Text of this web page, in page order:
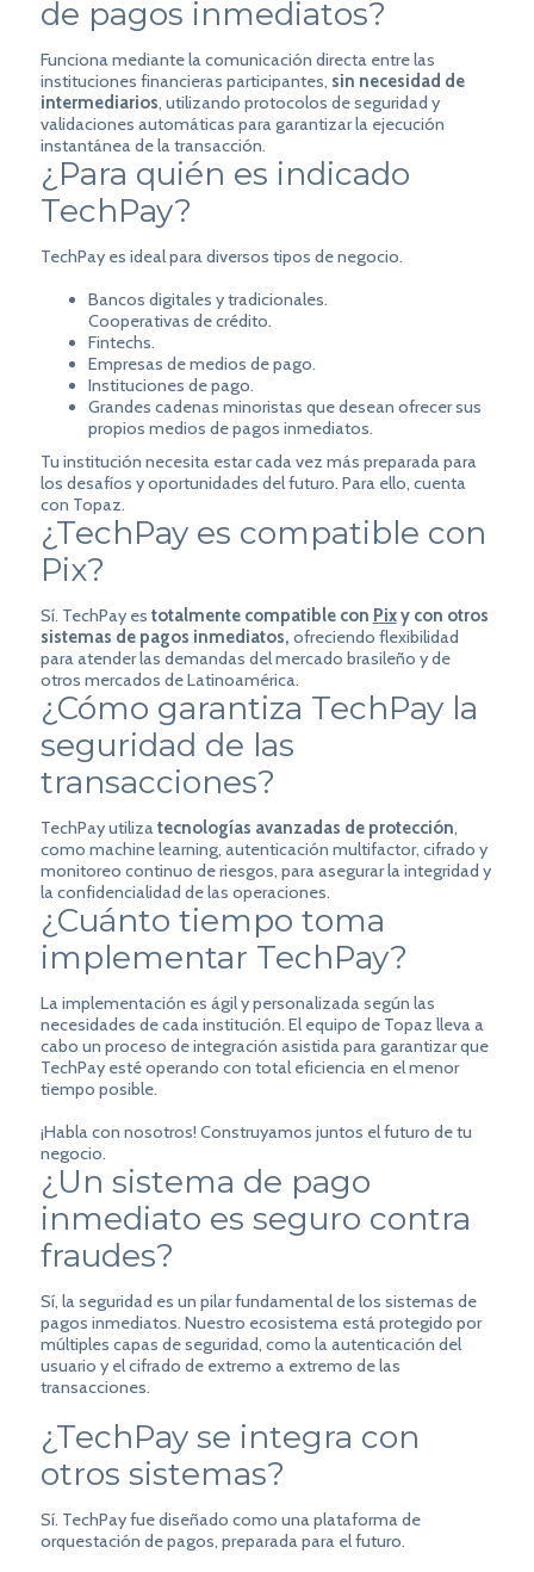
de pagos inmediatos?
Funciona mediante la comunicación directa entre las
instituciones financieras participantes, sin necesidad de
intermediarios, utilizando protocolos de seguridad y
validaciones automáticas para garantizar la ejecución
instantánea de la transacción.
¿Para quién es indicado
TechPay?
TechPay es ideal para diversos tipos de negocio.
Bancos digitales y tradicionales.
Cooperativas de crédito.
Fintechs.
Empresas de medios de pago.
Instituciones de pago.
Grandes cadenas minoristas que desean ofrecer sus
propios medios de pagos inmediatos.
Tu institución necesita estar cada vez más preparada para
los desafíos y oportunidades del futuro. Para ello, cuenta
con Topaz.
¿TechPay es compatible con
Pix?
Sí. TechPay es totalmente compatible con Pixy con otros
sistemas de pagos inmediatos, ofreciendo flexibilidad
para atender las demandas del mercado brasileño y de
otros mercados de Latinoamérica.
¿Cómo garantiza TechPay la
seguridad de las
transacciones?
TechPay utilizatecnologías avanzadas de protección,
como machine learning, autenticación multifactor, cifrado y
monitoreo continuo de riesgos, para asegurar la integridad y
la confidencialidad de las operaciones.
¿Cuánto tiempo toma
implementar TechPay?
La implementación es ágil y personalizada según las
necesidades de cada institución. El equipo de Topaz lleva a
cabo un proceso de integración asistida para garantizar que
TechPay esté operando con total eficiencia en el menor
tiempo posible.
¡Habla con nosotros! Construyamos juntos el futuro de tu
negocio.
¿Un sistema de pago
inmediato es seguro contra
fraudes?
Sí, la seguridad es un pilar fundamental de los sistemas de
pagos inmediatos. Nuestro ecosistema está protegido por
múltiples capas de seguridad, como la autenticación del
usuario y el cifrado de extremo a extremo de las
transacciones.
¿TechPay se integra con
otros sistemas?
Sí. TechPay fue diseñado como una plataforma de
orquestación de pagos, preparada para el futuro.